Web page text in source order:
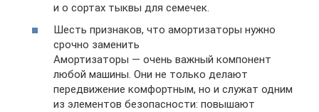
и о сортах тыквы для семечек.
Шесть признаков, что амортизаторы нужно
срочно заменить
Амортизаторы — очень важный компонент
любой машины. Они не только делают
передвижение комфортным, но и служат одним
из элементов безопасности: повышают